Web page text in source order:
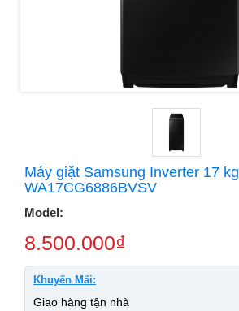
Máy giặt Samsung Inverter 17 kg
WA17CG6886BVSV
Model:
8.500.000₫
Khuyến Mãi:
Giao hàng tận nhà